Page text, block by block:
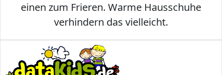
einen zum Frieren. Warme Hausschuhe
verhindern das vielleicht.